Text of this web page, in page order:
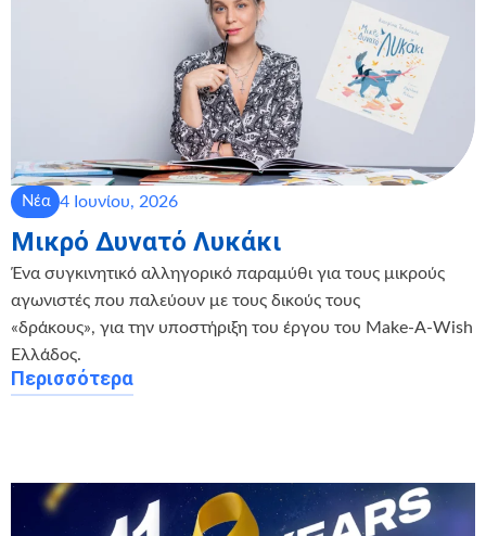
Νέα 4 Ιουνίου, 2026
Μικρό Δυνατό Λυκάκι
Ένα συγκινητικό αλληγορικό παραμύθι για τους μικρούς
αγωνιστές που παλεύουν με τους δικούς τους
«δράκους», για την υποστήριξη του έργου του Make-A-Wish
Ελλάδος.
Περισσότερα